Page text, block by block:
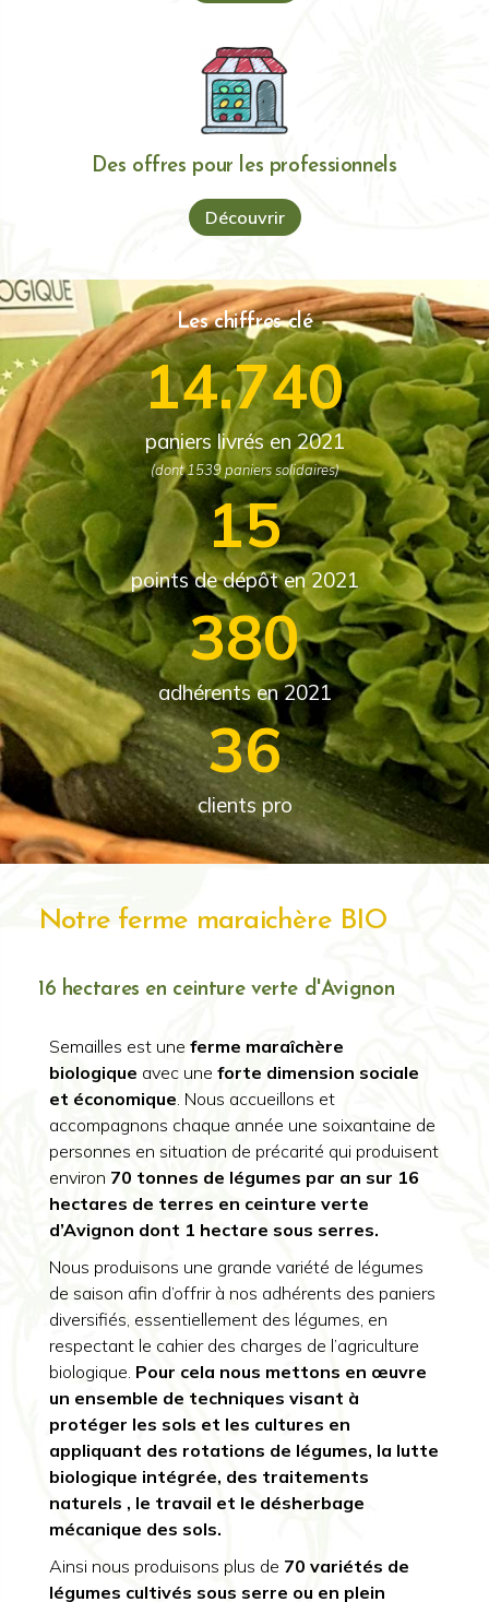
Des offres pour les professionnels
Découvrir
Les chiffres clé
paniers livrés en 2021
14.740
(dont 1539 paniers solidaires)
points de dépôt en 2021
15
adhérents en 2021
380
clients pro
36
Notre ferme maraichère BIO
16 hectares en ceinture verte d'Avignon
Semailles est une ferme maraîchère
biologique avec une forte dimension sociale
et économique. Nous accueillons et
accompagnons chaque année une soixantaine de
personnes en situation de précarité qui produisent
environ 70 tonnes de légumes par an sur 16
hectares de terres en ceinture verte
d’Avignon dont 1 hectare sous serres.
Nous produisons une grande variété de légumes
de saison afin d’offrir à nos adhérents des paniers
diversifiés, essentiellement des légumes, en
respectant le cahier des charges de l’agriculture
biologique. Pour cela nous mettons en œuvre
un ensemble de techniques visant à
protéger les sols et les cultures en
appliquant des rotations de légumes, la lutte
biologique intégrée, des traitements
naturels , le travail et le désherbage
mécanique des sols.
Ainsi nous produisons plus de 70 variétés de
légumes cultivés sous serre ou en plein